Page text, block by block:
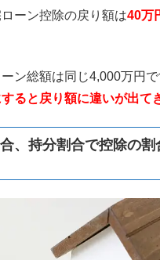
ーン控除の戻り額は40万
ン総額は同じ4,000万円で
ると戻り額に違いが出て
、持分割合で控除の割